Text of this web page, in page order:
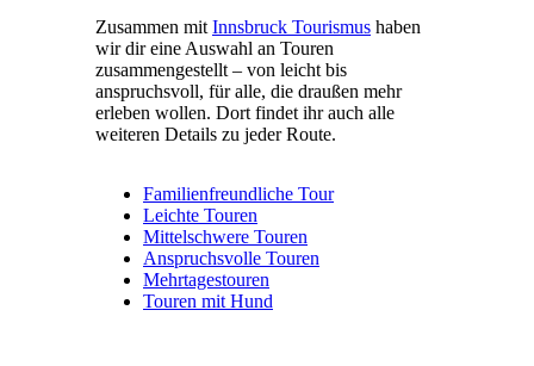
Zusammen mitInnsbruck Tourismus haben
wir dir eine Auswahl an Touren
zusammengestellt – von leicht bis
anspruchsvoll, für alle, die draußen mehr
erleben wollen. Dort findet ihr auch alle
weiteren Details zu jeder Route.
Familienfreundliche Tour
Leichte Touren
Mittelschwere Touren
Anspruchsvolle Touren
Mehrtagestouren
Touren mit Hund